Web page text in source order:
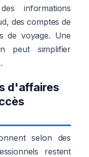
informations
des comptes de
de voyage. Une
peut simplifier
d'affaires
selon des
restent